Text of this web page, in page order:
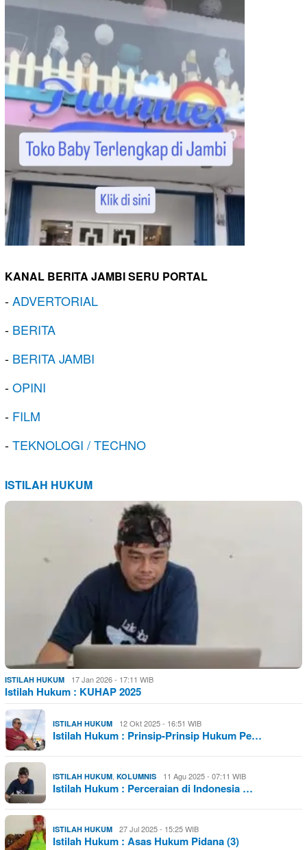
KANAL BERITA JAMBI SERU PORTAL
-ADVERTORIAL
- BERITA
- BERITA JAMBI
-OPINI
- FILM
-TEKNOLOGI / TECHNO
ISTILAH HUKUM
ISTILAH HUKUM 17 Jan 2026 - 17:11 WIB
Istilah Hukum : KUHAP 2025
ISTILAH HUKUM 12 Okt 2025 - 16:51 WIB
Istilah Hukum : Prinsip-Prinsip Hukum Pe…
ISTILAH HUKUM, KOLUMNIS 11 Agu 2025 - 07:11 WIB
Istilah Hukum : Perceraian di Indonesia …
ISTILAH HUKUM 27 Jul 2025 - 15:25 WIB
Istilah Hukum : Asas Hukum Pidana (3)